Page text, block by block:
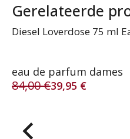
Gerelateerde
Diesel Loverdose 75 ml
eau de parfum dames
84,00€
Oorspronkelijke
84,00 €.
39,95 €
Huidige
39,95 €.